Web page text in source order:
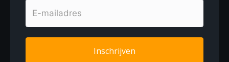
Inschrijven